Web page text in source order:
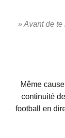
»Avant de te
Même
continuité de
football en